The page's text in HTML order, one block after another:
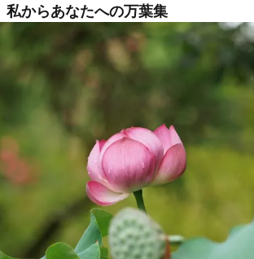
からあなたへの万葉集